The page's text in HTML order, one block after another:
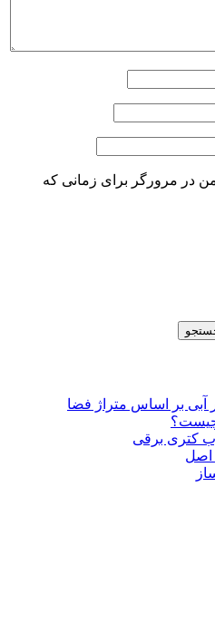
در مرورگر برای زمانی که
آبی بر اساس متراژ فضا
چیست؟
کتری برقی
اصل